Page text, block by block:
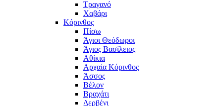
Τραγανό
Χαβάρι
Κόρινθος
Πίσω
Άγιοι Θεόδωροι
Άγιος Βασίλειος
Αθίκια
Αρχαία Κόρινθος
Άσσος
Βέλον
Βραχάτι
Δερβένι